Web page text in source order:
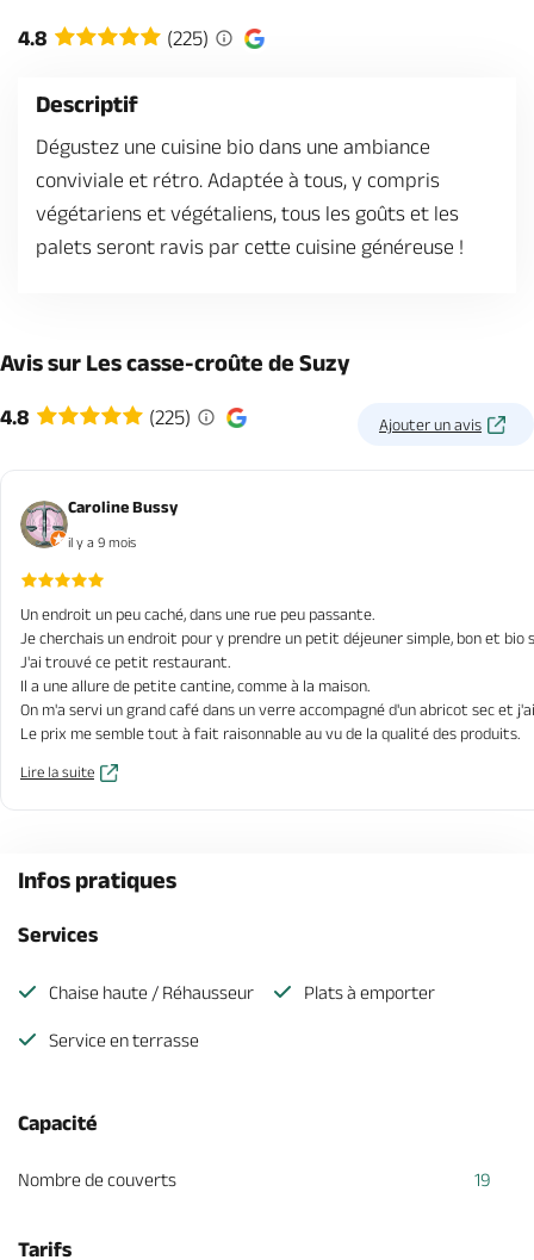
Brochures & Cartes Offices de tourisme Comment venir ? Ecrivez-nous
4.8 (225)
Descriptif
Dégustez une cuisine bio dans une ambiance
conviviale et rétro. Adaptée à tous, y compris
végétariens et végétaliens, tous les goûts et les
palets seront ravis par cette cuisine généreuse !
Avis sur Les casse-croûte de Suzy
4.8 (225) Ajouter un avis
Caroline Bussy
il y a 9 mois
Un endroit un peu caché, dans une rue peu passante.
Je cherchais un endroit pour y prendre un petit déjeuner simple, bon et bio
J'ai trouvé ce petit restaurant.
Il a une allure de petite cantine, comme à la maison.
On m'a servi un grand café dans un verre accompagné d'un abricot sec et
Le prix me semble tout à fait raisonnable au vu de la qualité des produits.
Lire la suite
Infos pratiques
Services
Chaise haute / Réhausseur Plats à emporter
Service en terrasse
Capacité
Nombre de couverts 19
Tarifs